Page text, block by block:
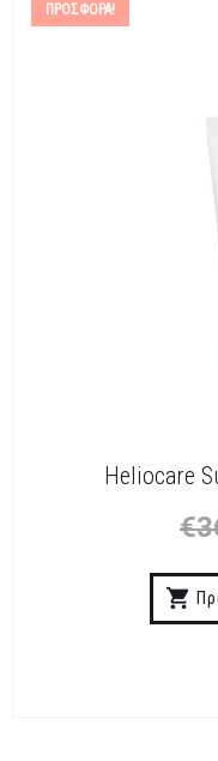
ΠΡΟΣΦΟΡΆ!
Heliocare
€